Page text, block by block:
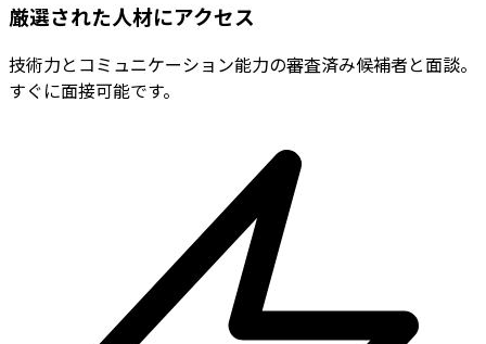
厳選された人材にアクセス
技術力とコミュニケーション能力の審査済み候補者と面談。
すぐに面接可能です。